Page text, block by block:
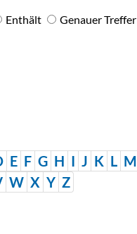
Enthält Genauer Treffer
E F G H I J K L M
W X Y Z